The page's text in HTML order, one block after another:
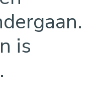
is